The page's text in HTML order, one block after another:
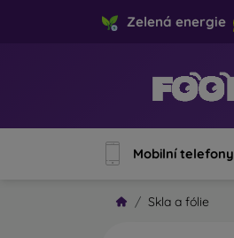
Zelená energie
Mobilní telefony
Skla a fólie